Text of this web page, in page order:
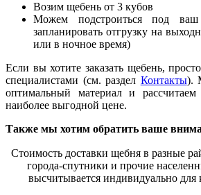
Возим щебень от 3 кубов
Можем подстроиться под
запланировать отгрузку на
или в ночное время)
Если вы хотите заказать щебень,
специалистами (см. раздел Контакты).
оптимальный материал и
наиболее выгодной цене.
Также мы хотим обратить ваше
Стоимость доставки щебня в разные
города-спутники и прочие
высчитывается индивидуально для